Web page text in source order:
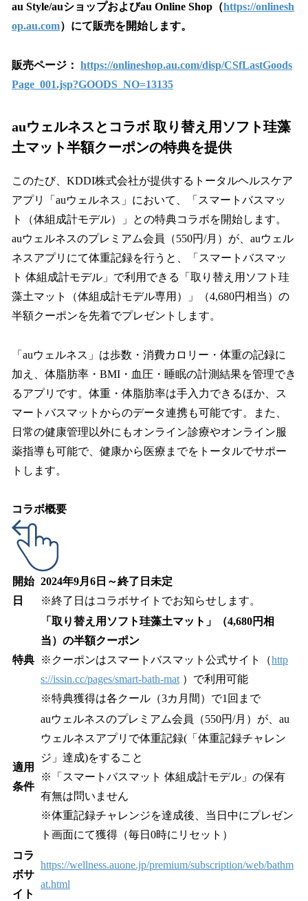
au Style/auショップおよびau Online Shop（https://onlinesh
op.au.com）にて販売を開始します。
販売ページ： https://onlineshop.au.com/disp/CSfLastGoods
Page_001.jsp?GOODS_NO=13135
auウェルネスとコラボ 取り替え用ソフト珪藻
土マット半額クーポンの特典を提供
このたび、KDDI株式会社が提供するトータルヘルスケア
アプリ「auウェルネス」において、「スマートバスマッ
ト（体組成計モデル）」との特典コラボを開始します。
auウェルネスのプレミアム会員（550円/月）が、auウェル
ネスアプリにて体重記録を行うと、「スマートバスマッ
ト 体組成計モデル」で利用できる「取り替え用ソフト珪
藻土マット（体組成計モデル専用）」（4,680円相当）の
半額クーポンを先着でプレゼントします。
「auウェルネス」は歩数・消費カロリー・体重の記録に
加え、体脂肪率・BMI・血圧・睡眠の計測結果を管理でき
るアプリです。体重・体脂肪率は手入力できるほか、ス
マートバスマットからのデータ連携も可能です。また、
日常の健康管理以外にもオンライン診療やオンライン服
薬指導も可能で、健康から医療までをトータルでサポー
トします。
コラボ概要
開始
日
2024年9月6日～終了日未定
※終了日はコラボサイトでお知らせします。
特典
「取り替え用ソフト珪藻土マット」（4,680円相
当）の半額クーポン
※クーポンはスマートバスマット公式サイト（http
s://issin.cc/pages/smart-bath-mat ）で利用可能
※特典獲得は各クール（3カ月間）で1回まで
適用
条件
auウェルネスのプレミアム会員（550円/月）が、au
ウェルネスアプリで体重記録(「体重記録チャレン
ジ」達成)をすること
※「スマートバスマット 体組成計モデル」の保有
有無は問いません
※体重記録チャレンジを達成後、当日中にプレゼン
ト画面にて獲得（毎日0時にリセット）
コラ
ボサ
イト
https://wellness.auone.jp/premium/subscription/web/bathm
at.html